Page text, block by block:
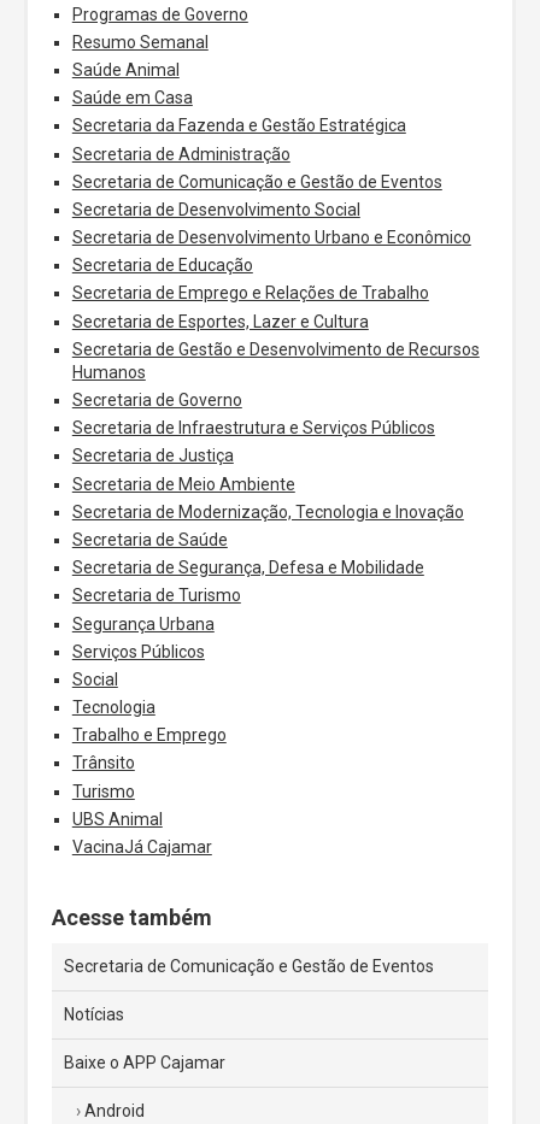
Programas de Governo
Resumo Semanal
Saúde Animal
Saúde em Casa
Secretaria da Fazenda e Gestão Estratégica
Secretaria de Administração
Secretaria de Comunicação e Gestão de Eventos
Secretaria de Desenvolvimento Social
Secretaria de Desenvolvimento Urbano e Econômico
Secretaria de Educação
Secretaria de Emprego e Relações de Trabalho
Secretaria de Esportes, Lazer e Cultura
Secretaria de Gestão e Desenvolvimento de Recursos
Humanos
Secretaria de Governo
Secretaria de Infraestrutura e Serviços Públicos
Secretaria de Justiça
Secretaria de Meio Ambiente
Secretaria de Modernização, Tecnologia e Inovação
Secretaria de Saúde
Secretaria de Segurança, Defesa e Mobilidade
Secretaria de Turismo
Segurança Urbana
Serviços Públicos
Social
Tecnologia
Trabalho e Emprego
Trânsito
Turismo
UBS Animal
VacinaJá Cajamar
Acesse também
Secretaria de Comunicação e Gestão de Eventos
Notícias
Baixe o APP Cajamar
Android